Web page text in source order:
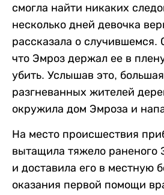
смогла найти никаких
несколько дней девочка
рассказала о случившемся.
что Эмроз держал ее в
убить. Услышав это,
разгневанных жителей
окружила дом Эмроза и
На место происшествия
вытащила тяжело раненого
и доставила его в местную
оказания первой помощи